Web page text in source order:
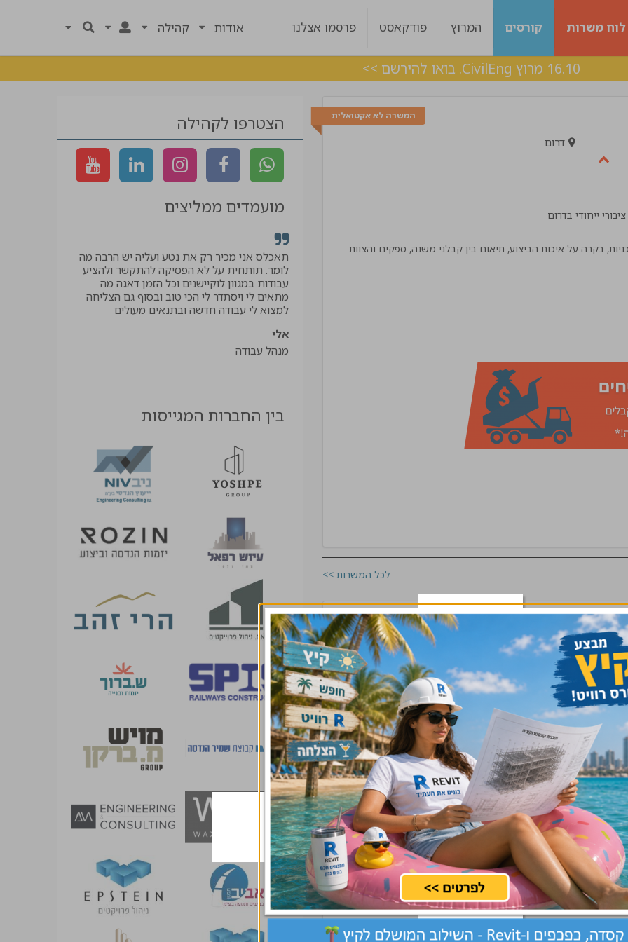
לוח משרות קורסים המרוץ פודקאסט פרסמו אצלנו אודות קהילה
16.10 מרוץ CivilEng. בואו להירשם >>
המשרה לא אקטואלית
דרום
ייחודי בדרום
בקרה על איכות הביצוע, תיאום בין קבלני משנה, ספקים והצוות
לכל המשרות >>
מרכז, ירושלים, שרון, שפלה שלח קורות חיים
מרכז, שרון, שפלה שלח קורות חיים
בארץ הארץ
כל הארץ שלח קורות חיים
הצטרפו לקהילה
מועמדים ממליצים
היה מעולה עם
ליווי מצויין, בכל שלב היו מעורבים לאורך כל הדרך
תאכלס אני מכיר רק את נטע ועליה יש הרבה מה
לומר. תותחית על לא הפסיקה להתקשר ולהציע
עבודות במגוון לוקיישנים וכל הזמן דאגה מה
מתאים לי ויסתדר לי הכי טוב ובסוף גם הצליחה
למצוא לי עבודה חדשה ובתנאים מעולים
אלי
מנהל עבודה
בין החברות המגייסות